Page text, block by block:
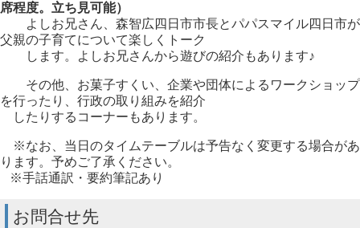
席程度。立ち見可能）
よしお兄さん、森智広四日市市長とパパスマイル四日市が
父親の子育てについて楽しくトーク
します。よしお兄さんから遊びの紹介もあります♪
その他、お菓子すくい、企業や団体によるワークショップ
を行ったり、行政の取り組みを紹介
したりするコーナーもあります。
※なお、当日のタイムテーブルは予告なく変更する場合があ
ります。予めご了承ください。
※手話通訳・要約筆記あり
お問合せ先